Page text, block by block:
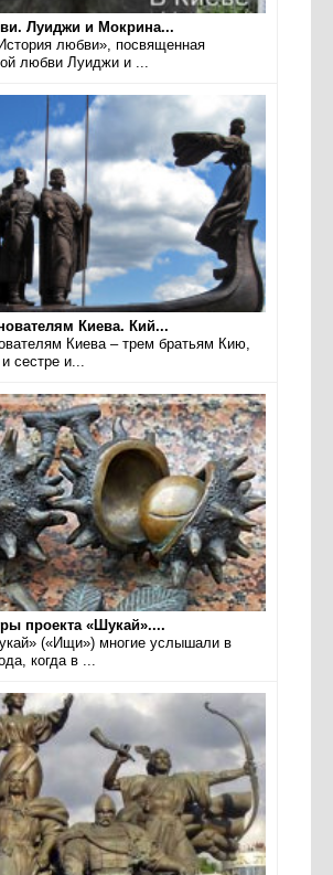
Луиджи и Мокрина...
любви», посвященная
любви Луиджи и ...
Киева. Кий...
Киева – трем братьям Кию,
сестре и...
проекта «Шукай»....
(«Ищи») многие услышали в
когда в ...